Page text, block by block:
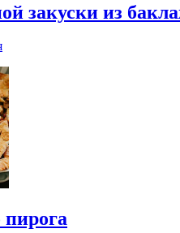
закуски из
пирога